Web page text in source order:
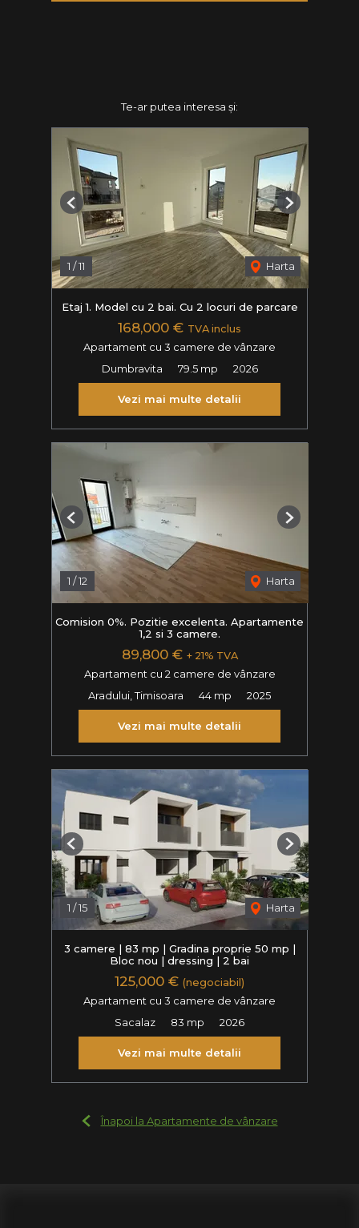
Te-ar putea interesa și:
1 /11 Harta
Previous Next
Etaj 1. Model cu 2 bai. Cu 2 locuri de parcare
168,000 € TVA inclus
Apartament cu 3 camere de vânzare
Dumbravita
79.5 mp 2026
Vezi mai multe detalii
1 /12 Harta
Previous Next
Comision 0%. Pozitie excelenta. Apartamente
1,2 si 3 camere.
89,800 € + 21% TVA
Apartament cu 2 camere de vânzare
Aradului, Timisoara
44 mp 2025
Vezi mai multe detalii
1 /15 Harta
Previous Next
3 camere | 83 mp | Gradina proprie 50 mp |
Bloc nou | dressing | 2 bai
125,000 € (negociabil)
Apartament cu 3 camere de vânzare
Sacalaz
83 mp 2026
Vezi mai multe detalii
Înapoi la Apartamente de vânzare